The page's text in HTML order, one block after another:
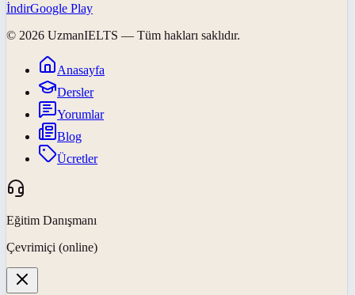
İndirGoogle Play
© 2026 UzmanIELTS — Tüm hakları saklıdır.
Anasayfa
Dersler
Yorumlar
Blog
Ücretler
Eğitim Danışmanı
Çevrimiçi (online)